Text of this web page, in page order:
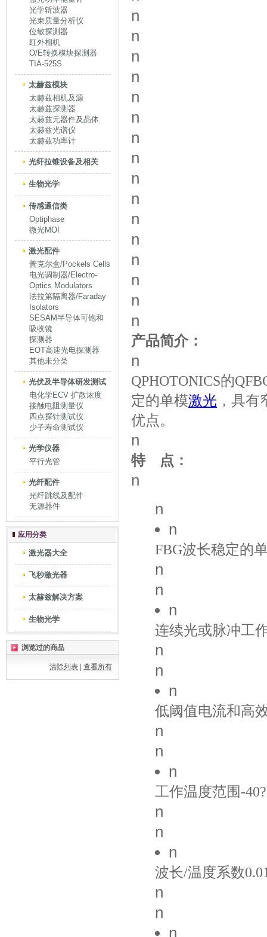
光学斩波器
光束质量分析仪
位敏探测器
红外相机
O/E转换模块探测器
TIA-525S
太赫兹模块
太赫兹相机及源
太赫兹探测器
太赫兹元器件及晶体
太赫兹光谱仪
太赫兹功率计
光纤拉锥设备及相关
生物光学
传感通信类
Optiphase
微光MOI
激光配件
普克尔盒/Pockels Cells
电光调制器/Electro-
Optics Modulators
法拉第隔离器/Faraday
Isolators
SESAM半导体可饱和
吸收镜
探测器
EOT高速光电探测器
其他未分类
光伏及半导体研发测试
电化学ECV 扩散浓度
接触电阻测量仪
四点探针测试仪
少子寿命测试仪
光学仪器
平行光管
光纤配件
光纤跳线及配件
无源器件
应用分类
激光器大全
飞秒激光器
太赫兹解决方案
生物光学
浏览过的商品
清除列表 查看所有
n
n
n
n
n
n
n
n
n
n
n
n
n
n
n
n
产品简介：
n
QPHOTONICS的
定的单模激光 ，具
优点。
n
特 点：
n
n
n
FBG波长稳定的
n
n
n
连续光或脉冲工
n
n
n
低阈值电流和高
n
n
n
工作温度范围-
n
n
n
波长/温度系数
n
n
n